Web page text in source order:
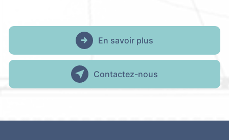
En savoir plus
Contactez-nous